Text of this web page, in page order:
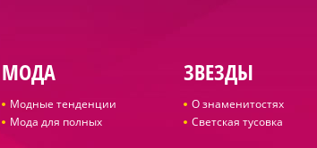
МОДА
Модные тенденции
Мода для полных
ЗВЕЗДЫ
О знаменитостях
Светская тусовка